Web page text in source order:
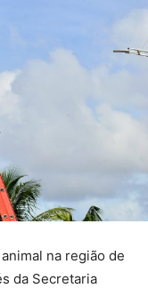
na região de
da Secretaria